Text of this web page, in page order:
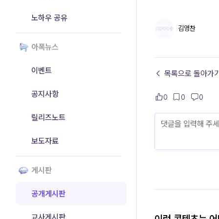
노하우 공유
아폭뉴스
이벤트
공지사항
릴리즈노트
보도자료
게시판
공개게시판
교사게시판
김영찬
← 목록으로 돌아가기
0 0 0